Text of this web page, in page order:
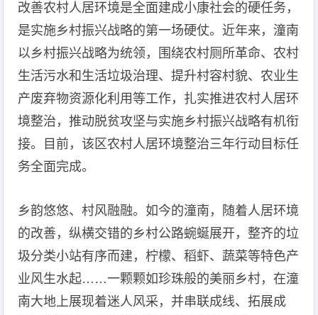
改善农村人居环境是全面建成小康社会的硬任务，
是实施乡村振兴战略的第一场硬仗。近年来，潼南
以乡村振兴战略为统领，围绕农村厕所革命、农村
生活污水和生活垃圾治理、提升村容村貌、农业生
产废弃物资源化利用等工作，扎实推进农村人居环
境整治，推动脱贫攻坚与实施乡村振兴战略有机衔
接。目前，该区农村人居环境整治三年行动目标任
务全面完成。
乡韵悠悠、村风融融。如今的潼南，随着人居环境
的改善，纵横交错的乡村公路蜿蜒展开，整齐的垃
圾分类小站有序而建，柠檬、稻虾、蔬菜等特色产
业风生水起……一颗颗如珍珠般的美丽乡村，在潼
南大地上展现着迷人风采，并串联成线、拓展成